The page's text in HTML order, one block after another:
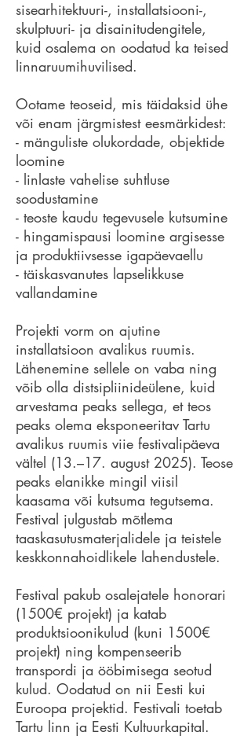
sisearhitektuuri-, installatsiooni-,
skulptuuri- ja disainitudengitele,
kuid osalema on oodatud ka teised
linnaruumihuvilised.
Ootame teoseid, mis täidaksid ühe
või enam järgmistest eesmärkidest:
- mänguliste olukordade, objektide
loomine
- linlaste vahelise suhtluse
soodustamine
- teoste kaudu tegevusele kutsumine
- hingamispausi loomine argisesse
ja produktiivsesse igapäevaellu
- täiskasvanutes lapselikkuse
vallandamine
Projekti vorm on ajutine
installatsioon avalikus ruumis.
Lähenemine sellele on vaba ning
võib olla distsipliinideülene, kuid
arvestama peaks sellega, et teos
peaks olema eksponeeritav Tartu
avalikus ruumis viie festivalipäeva
vältel (13.–17. august 2025). Teose
peaks elanikke mingil viisil
kaasama või kutsuma tegutsema.
Festival julgustab mõtlema
taaskasutusmaterjalidele ja teistele
keskkonnahoidlikele lahendustele.
Festival pakub osalejatele honorari
(1500€ projekt) ja katab
produktsioonikulud (kuni 1500€
projekt) ning kompenseerib
transpordi ja ööbimisega seotud
kulud. Oodatud on nii Eesti kui
Euroopa projektid. Festivali toetab
Tartu linn ja Eesti Kultuurkapital.